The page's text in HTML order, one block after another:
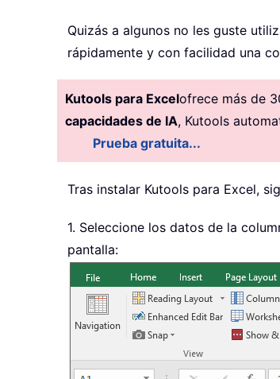
Quizás a algunos no les guste
rápidamente y con facilidad una
Kutools para Excelofrece más de
capacidades de IA, Kutools
Prueba gratuita...
Tras instalar Kutools para Excel,
1. Seleccione los datos de la
pantalla: